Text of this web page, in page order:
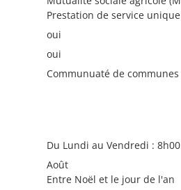
Prestation de service unique
oui
oui
Communuaté de
Du Lundi au Vendredi :
Août
Entre Noël et le jour de l'an